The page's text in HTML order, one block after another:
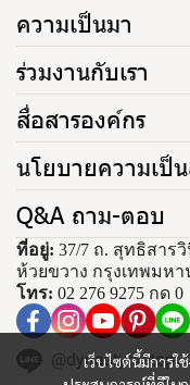
เว็บไซต์นี้มีการ
ความเป็นมา
ร่วมงานกับเรา
สื่อสารองค์กร
นโยบายความเป็
Q&A ถาม-ตอบ
ที่อยู่: 37/7 ถ. สุทธิสาร
ห้วยขวาง กรุงเทพมหา
โทร: 02 276 9275 กด 0
@dynastytiletop